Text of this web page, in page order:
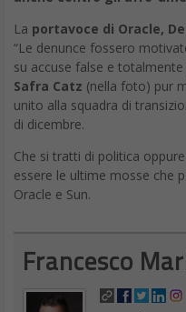
La portavoce di Oracle,
“Le denunce fossero
su accuse false e totalmente
Safra Catz (nella foto) pur
unito alla squadra di
di dicembre.
Che si tratti di politica
essere le ultime mosse che
Oracle e Sun.
Francesco